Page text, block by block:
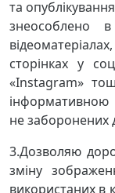
та
знеособлено
сторінках у
«Іnstagram»
інформативною
не заборонених
3.Дозволяю
зміну
використаних в